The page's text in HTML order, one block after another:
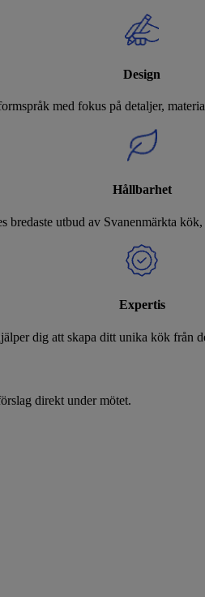
Design
med fokus på detaljer,
Hållbarhet
bredaste utbud av Svanenmärkta
Expertis
dig att skapa ditt unika kök från
direkt under mötet.